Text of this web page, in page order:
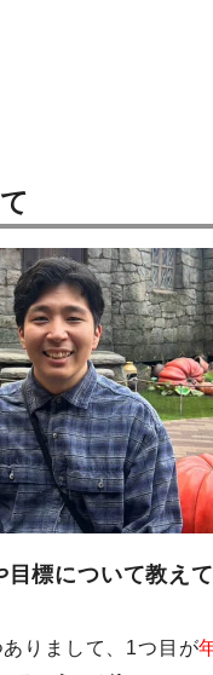
標について教え
りまして、1つ目が